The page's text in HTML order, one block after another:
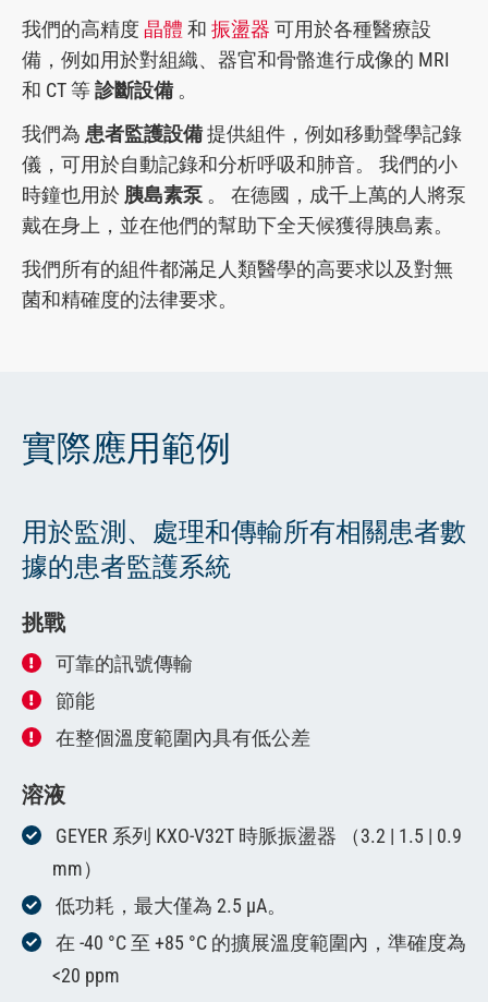
我們的高精度 晶體 和 振盪器 可用於各種醫療設
備，例如用於對組織、器官和骨骼進行成像的 MRI
和 CT 等診斷設備。
我們為 患者監護設備提供組件，例如移動聲學記錄
儀，可用於自動記錄和分析呼吸和肺音。 我們的小
時鐘也用於 胰島素泵。 在德國，成千上萬的人將泵
戴在身上，並在他們的幫助下全天候獲得胰島素。
我們所有的組件都滿足人類醫學的高要求以及對無
菌和精確度的法律要求。
實際應用範例
用於監測、處理和傳輸所有相關患者數
據的患者監護系統
挑戰
可靠的訊號傳輸
節能
在整個溫度範圍內具有低公差
溶液
GEYER 系列 KXO-V32T 時脈振盪器 （3.2 | 1.5 | 0.9
mm）
低功耗，最大僅為 2.5 μA。
在 -40 °C 至 +85 °C 的擴展溫度範圍內，準確度為
<20 ppm